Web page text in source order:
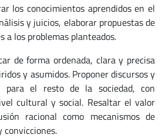
los conocimientos aprendidos en el
y juicios, elaborar propuestas de
a los problemas planteados.
de forma ordenada, clara y precisa
y asumidos. Proponer discursos y
para el resto de la sociedad, con
cultural y social. Resaltar el valor
racional como mecanismos de
convicciones.